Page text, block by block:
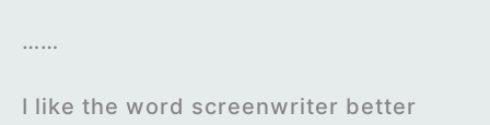
……
I like the word screenwriter better